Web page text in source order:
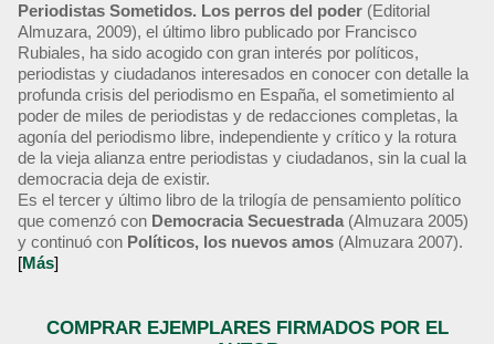
Periodistas Sometidos. Los perros del poder (Editorial
Almuzara, 2009), el último libro publicado por Francisco
Rubiales, ha sido acogido con gran interés por políticos,
periodistas y ciudadanos interesados en conocer con detalle la
profunda crisis del periodismo en España, el sometimiento al
poder de miles de periodistas y de redacciones completas, la
agonía del periodismo libre, independiente y crítico y la rotura
de la vieja alianza entre periodistas y ciudadanos, sin la cual la
democracia deja de existir.
Es el tercer y último libro de la trilogía de pensamiento político
que comenzó con Democracia Secuestrada (Almuzara 2005)
y continuó con Políticos, los nuevos amos (Almuzara 2007).
[Más]
COMPRAR EJEMPLARES FIRMADOS POR EL